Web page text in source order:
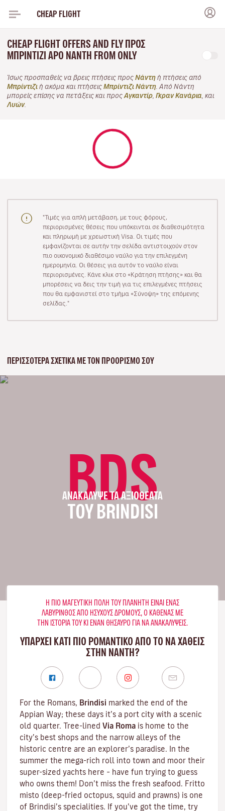
CHEAP FLIGHT
CHEAP FLIGHT OFFERS AND FLY ΠΡΟΣ
ΜΠΡΊΝΤΙΖΙ APO ΝΆΝΤΗ FROM ONLY
Ίσως προσπαθείς να βρεις πτήσεις προς Νάντη ή πτήσεις από
Μπρίντιζι ή ακόμα και πτήσεις Μπρίντιζι Νάντη . Από Νάντη
μπορείς επίσης να πετάξεις και προς Αγκαντίρ Γκραν Κανάρια , και
Λυών.
"Τιμές για απλή μετάβαση, με τους φόρους,
περιορισμένες θέσεις που υπόκεινται σε διαθεσιμότητα
και πληρωμή με χρεωστική Visa. Οι τιμές που
εμφανίζονται σε αυτήν την σελίδα αντιστοιχούν στον
πιο οικονομικό διαθέσιμο ναύλο για την επιλεγμένη
ημερομηνία. Οι θέσεις για αυτόν το ναύλο είναι
περιορισμένες. Κάνε κλικ στο «Κράτηση πτήσης» και θα
μπορέσεις να δεις την τιμή για τις επιλεγμένες πτήσεις
που θα εμφανιστεί στο τμήμα «Σύνοψη» της επόμενης
σελίδας."
ΠΕΡΙΣΣΌΤΕΡΑ ΣΧΕΤΙΚΆ ΜΕ ΤΟΝ ΠΡΟΟΡΙΣΜΌ ΣΟΥ
BDS
ΑΝΑΚΆΛΥΨΕ ΤΑ ΑΞΙΟΘΈΑΤΑ
ΤΟΥ BRINDISI
Η ΠΙΟ ΜΑΓΕΥΤΙΚΉ ΠΌΛΗ ΤΟΥ ΠΛΑΝΉΤΗ ΕΊΝΑΙ ΈΝΑΣ
ΛΑΒΎΡΙΝΘΟΣ ΑΠΌ ΉΣΥΧΟΥΣ ΔΡΌΜΟΥΣ, Ο ΚΑΘΈΝΑΣ ΜΕ
ΤΗΝ ΙΣΤΟΡΊΑ ΤΟΥ ΚΙ ΈΝΑΝ ΘΗΣΑΥΡΌ ΓΙΑ ΝΑ ΑΝΑΚΑΛΎΨΕΙΣ.
ΥΠΑΡΧΕΙ ΚΑΤΙ ΠΙΟ ΡΟΜΑΝΤΙΚΟ ΑΠΟ ΤΟ ΝΑ ΧΑΘΕΙΣ
ΣΤΗΝ ΝΆΝΤΗ?
For the Romans, Brindisi marked the end of the
Appian Way; these days it’s a port city with a scenic
old quarter. Tree-lined Via Roma is home to the
city’s best shops and the narrow alleys of the
historic centre are an explorer’s paradise. In the
summer the mega-rich roll into town and moor their
super-sized yachts here – have fun trying to guess
who owns them! Don’t miss the fresh seafood. Fritto
misto (deep-fried octopus, squid and prawns) is one
of Brindisi’s specialities. If you’ve got the time, try